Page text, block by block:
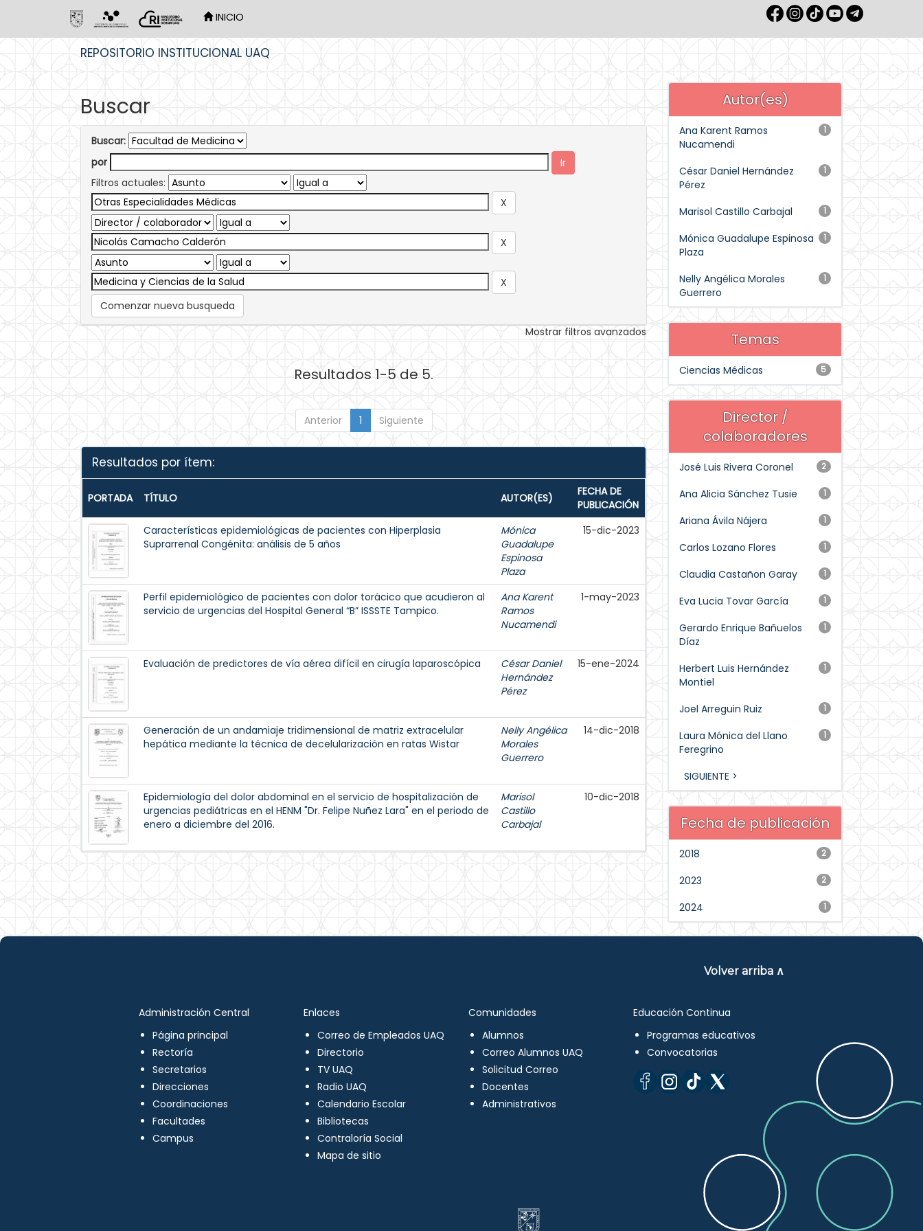
INICIO
REPOSITORIO INSTITUCIONAL UAQ
Buscar
Buscar:
por
Filtros actuales:
Comenzar nueva busqueda
Mostrar filtros avanzados
Resultados 1-5 de 5.
Anterior 1 Siguiente
Resultados por ítem:
PORTADA TÍTULO AUTOR(ES)
FECHA DE
PUBLICACIÓN
Características epidemiológicas de pacientes con Hiperplasia
Suprarrenal Congénita: análisis de 5 años
Mónica
Guadalupe
Espinosa
Plaza
15-dic-2023
Perfil epidemiológico de pacientes con dolor torácico que acudieron al
servicio de urgencias del Hospital General “B” ISSSTE Tampico.
Ana Karent
Ramos
Nucamendi
1-may-2023
Evaluación de predictores de vía aérea difícil en cirugía laparoscópica
César Daniel
Hernández
Pérez
15-ene-2024
Generación de un andamiaje tridimensional de matriz extracelular
hepática mediante la técnica de decelularización en ratas Wistar
Nelly Angélica
Morales
Guerrero
14-dic-2018
Epidemiología del dolor abdominal en el servicio de hospitalización de
urgencias pediátricas en el HENM "Dr. Felipe Nuñez Lara" en el periodo de
enero a diciembre del 2016.
Marisol
Castillo
Carbajal
10-dic-2018
Autor(es)
1
Ana Karent Ramos
Nucamendi
1
César Daniel Hernández
Pérez
1
Marisol Castillo Carbajal
1
Mónica Guadalupe Espinosa
Plaza
1
Nelly Angélica Morales
Guerrero
Temas
5
Ciencias Médicas
Director /
colaboradores
2
José Luis Rivera Coronel
1
Ana Alicia Sánchez Tusie
1
Ariana Ávila Nájera
1
Carlos Lozano Flores
1
Claudia Castañon Garay
1
Eva Lucia Tovar García
1
Gerardo Enrique Bañuelos
Díaz
1
Herbert Luis Hernández
Montiel
1
Joel Arreguin Ruiz
1
Laura Mónica del Llano
Feregrino
SIGUIENTE >
Fecha de publicación
2
2018
2
2023
1
2024
Volver arriba ∧
Administración Central
Página principal
Rectoría
Secretarios
Direcciones
Coordinaciones
Facultades
Campus
Enlaces
Correo de Empleados UAQ
Directorio
TV UAQ
Radio UAQ
Calendario Escolar
Bibliotecas
Contraloría Social
Mapa de sitio
Comunidades
Alumnos
Correo Alumnos UAQ
Solicitud Correo
Docentes
Administrativos
Educación Continua
Programas educativos
Convocatorias